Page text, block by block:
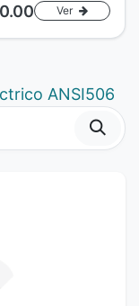
0.00 Ver
ANSI506